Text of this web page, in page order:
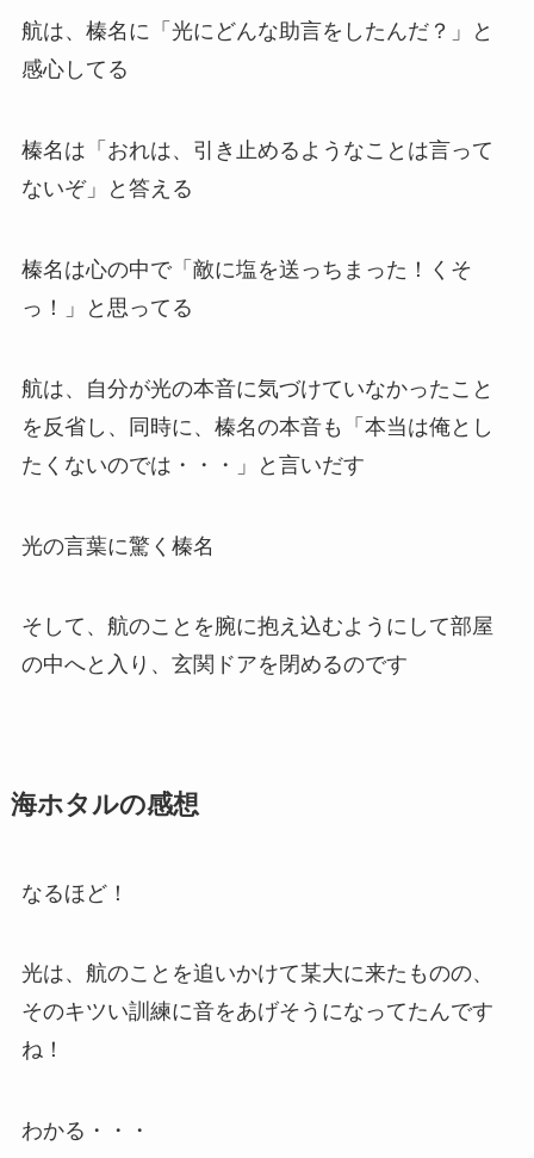
航は、榛名に「光にどんな助言をしたんだ？」と
感心してる
榛名は「おれは、引き止めるようなことは言って
ないぞ」と答える
榛名は心の中で「敵に塩を送っちまった！くそ
っ！」と思ってる
航は、自分が光の本音に気づけていなかったこと
を反省し、同時に、榛名の本音も「本当は俺とし
たくないのでは・・・」と言いだす
光の言葉に驚く榛名
そして、航のことを腕に抱え込むようにして部屋
の中へと入り、玄関ドアを閉めるのです
海ホタルの感想
なるほど！
光は、航のことを追いかけて某大に来たものの、
そのキツい訓練に音をあげそうになってたんです
ね！
わかる・・・